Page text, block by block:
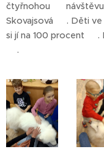
čtyřnohou 🐶
Skovajsová 🤗. Děti
si jí na 100 procent 🥰.
💞.